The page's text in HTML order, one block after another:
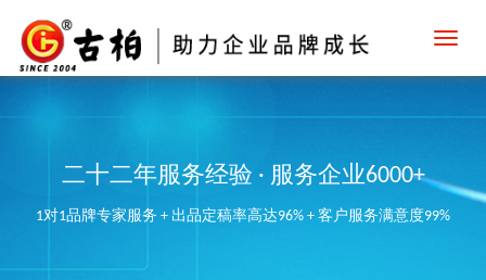
二十二年服务经验 · 服务企业6000+
1对1品牌专家服务 + 出品定稿率高达96% + 客户服务满意度99%